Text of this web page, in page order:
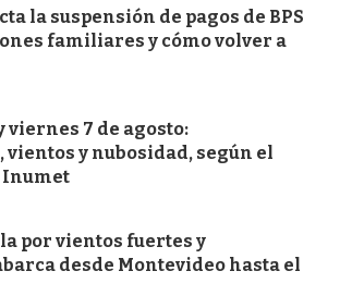
la suspensión de pagos de BPS
familiares y cómo volver a
viernes 7 de agosto:
y nubosidad, según el
Inumet
por vientos fuertes y
desde Montevideo hasta el